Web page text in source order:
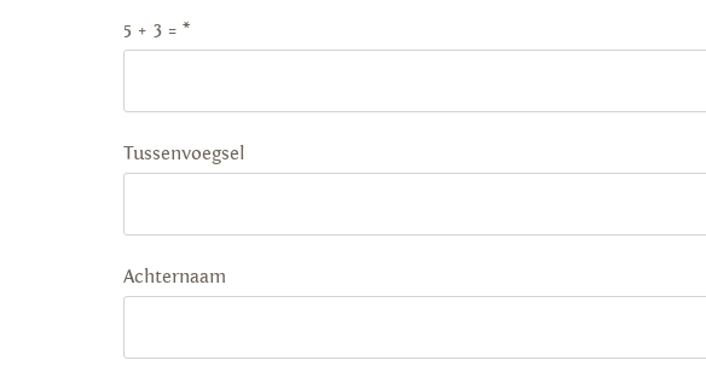
5 + 3 = *
Tussenvoegsel
Achternaam